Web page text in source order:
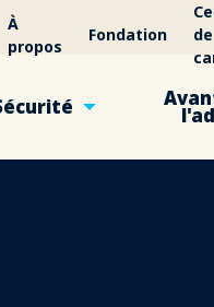
À
propos
Fondation
de